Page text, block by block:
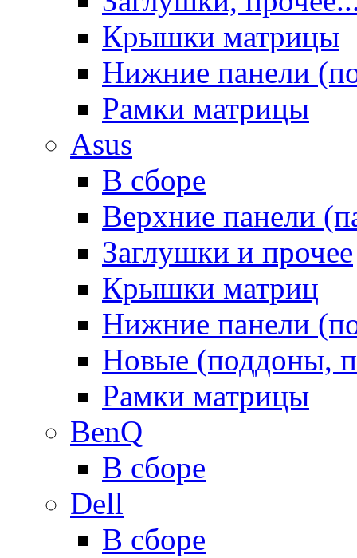
Крышки матрицы
Нижние панели
Рамки матрицы
Asus
В сборе
Верхние панели
Заглушки и прочее
Крышки матриц
Нижние панели
Новые (поддоны,
Рамки матрицы
BenQ
В сборе
Dell
В сборе